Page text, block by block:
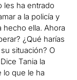
les ha entrado
a la policía y
hecho ella. Ahora
¿Qué harías
situación? O
Tania la
lo que le ha